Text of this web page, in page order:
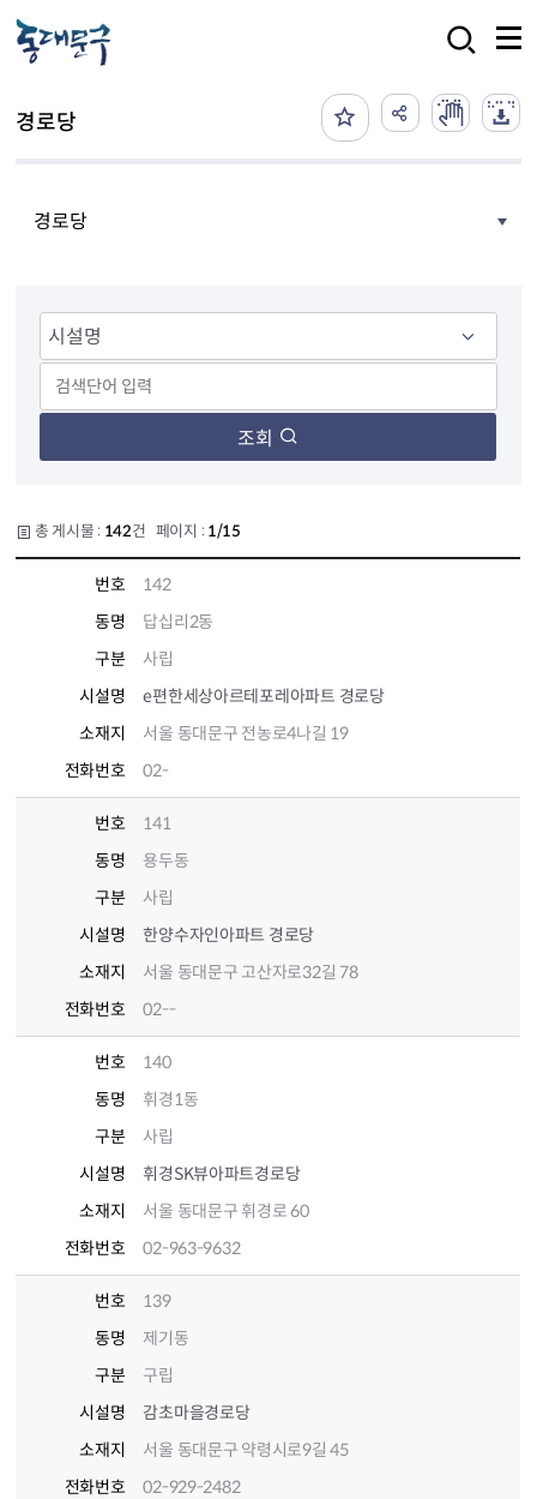
경로당
경로당
조회
총 게시물 : 142건 페이지 : 1/15
번호
142
동명
답십리2동
구분
사립
시설명
e편한세상아르테포레아파트 경로당
소재지
서울 동대문구 전농로4나길 19
전화번호
02-
번호
141
동명
용두동
구분
사립
시설명
한양수자인아파트 경로당
소재지
서울 동대문구 고산자로32길 78
전화번호
02--
번호
140
동명
휘경1동
구분
사립
시설명
휘경SK뷰아파트경로당
소재지
서울 동대문구 휘경로 60
전화번호
02-963-9632
번호
139
동명
제기동
구분
구립
시설명
감초마을경로당
소재지
서울 동대문구 약령시로9길 45
전화번호
02-929-2482